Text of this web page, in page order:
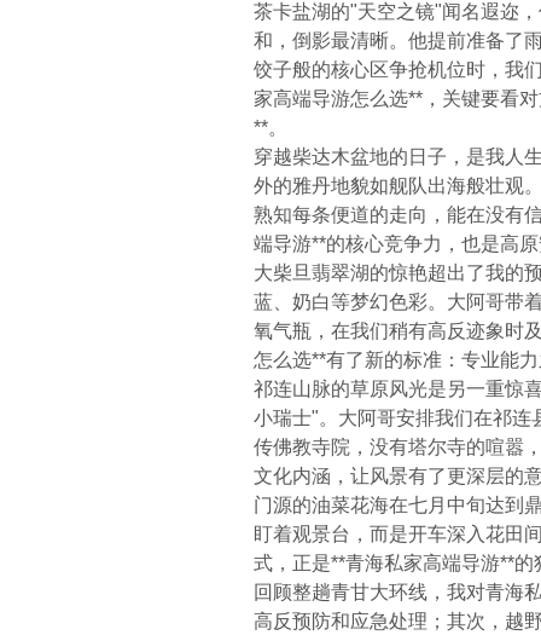
茶卡盐湖的"天空之镜"闻名遐迩
和，倒影最清晰。他提前准备了
饺子般的核心区争抢机位时，我
家高端导游怎么选**，关键要看
**。
穿越柴达木盆地的日子，是我人
外的雅丹地貌如舰队出海般壮观
熟知每条便道的走向，能在没有
端导游**的核心竞争力，也是高
大柴旦翡翠湖的惊艳超出了我的
蓝、奶白等梦幻色彩。大阿哥带
氧气瓶，在我们稍有高反迹象时
怎么选**有了新的标准：专业能
祁连山脉的草原风光是另一重惊
小瑞士"。大阿哥安排我们在祁
传佛教寺院，没有塔尔寺的喧嚣
文化内涵，让风景有了更深层的
门源的油菜花海在七月中旬达到
盯着观景台，而是开车深入花田
式，正是**青海私家高端导游**
回顾整趟青甘大环线，我对青海
高反预防和应急处理；其次，越